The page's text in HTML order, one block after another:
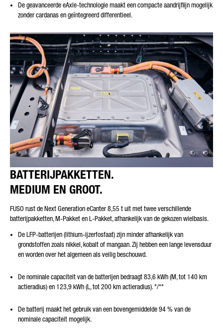
De geavanceerde eAxle-technologie maakt een compacte aandrijflijn mogelijk
zonder cardanas en geïntegreerd differentieel.
BATTERIJPAKKETTEN.
MEDIUM EN GROOT.
FUSO rust de Next Generation eCanter 8,55 t uit met twee verschillende
batterijpakketten, M-Pakket en L-Pakket, afhankelijk van de gekozen wielbasis.
De LFP-batterijen (lithium-ijzerfosfaat) zijn minder afhankelijk van
grondstoffen zoals nikkel, kobalt of mangaan. Zij hebben een lange levensduur
en worden over het algemeen als veilig beschouwd.
De nominale capaciteit van de batterijen bedraagt 83,6 kWh (M, tot 140 km
actieradius) en 123,9 kWh (L, tot 200 km actieradius).*/**
De batterij maakt het gebruik van een bovengemiddelde 94 % van de
nominale capaciteit mogelijk.